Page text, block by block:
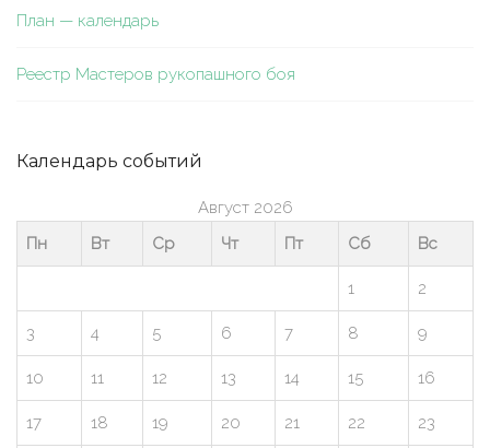
План — календарь
Реестр Мастеров рукопашного боя
Календарь событий
Август 2026
Пн
Вт Ср Чт Пт Сб Вс
1 2
3 4 5 6 7 8 9
10 11 12 13 14 15 16
17 18 19 20 21 22 23